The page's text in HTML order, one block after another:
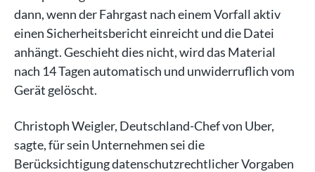
dann, wenn der Fahrgast nach einem Vorfall aktiv
einen Sicherheitsbericht einreicht und die Datei
anhängt. Geschieht dies nicht, wird das Material
nach 14 Tagen automatisch und unwiderruflich vom
Gerät gelöscht.
Christoph Weigler, Deutschland-Chef von Uber,
sagte, für sein Unternehmen sei die
Berücksichtigung datenschutzrechtlicher Vorgaben